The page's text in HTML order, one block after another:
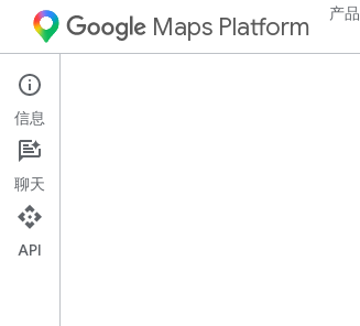
Maps Platform 产品
Aerial View API
指南
信息
聊天
API